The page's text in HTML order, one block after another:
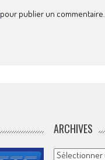
pour publier un commentaire.
ARCHIVES
Archives